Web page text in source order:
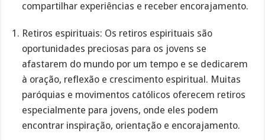
compartilhar experiências e receber encorajamento.
Retiros espirituais: Os retiros espirituais são
oportunidades preciosas para os jovens se
afastarem do mundo por um tempo e se dedicarem
à oração, reflexão e crescimento espiritual. Muitas
paróquias e movimentos católicos oferecem retiros
especialmente para jovens, onde eles podem
encontrar inspiração, orientação e encorajamento.